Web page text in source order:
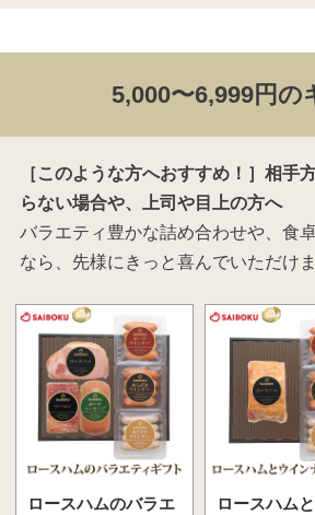
5,000〜6,999円の
［このような方へおすすめ！］相手
らない場合や、上司や目上の方へ
バラエティ豊かな詰め合わせや、食
なら、先様にきっと喜んでいただけま
ロースハムのバラエ
ロースハム